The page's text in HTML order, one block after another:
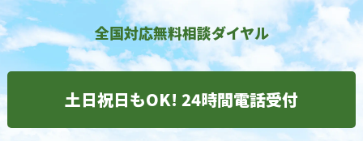
全国対応無料相談ダイヤル
土日祝日もOK! 24時間電話受付